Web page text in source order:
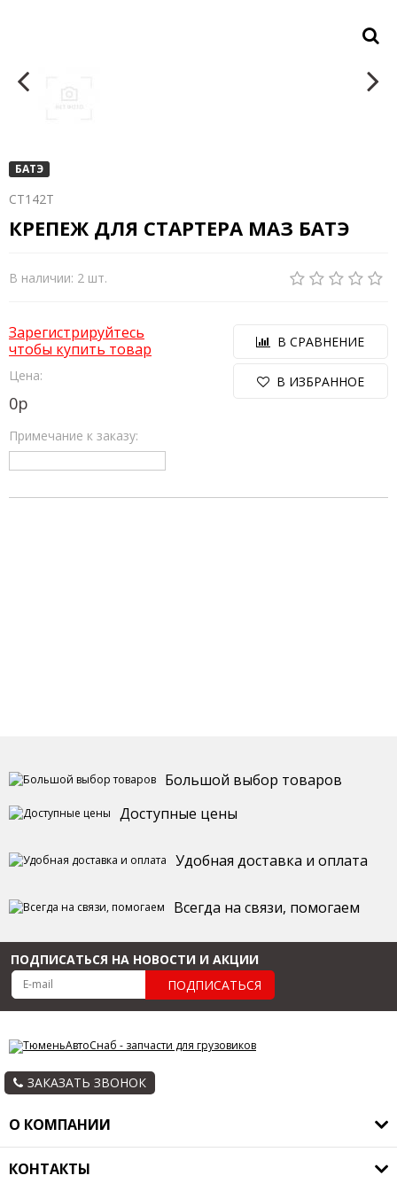
БАТЭ
СТ142Т
КРЕПЕЖ ДЛЯ СТАРТЕРА МАЗ БАТЭ
В наличии: 2 шт.
Зарегистрируйтесь
чтобы купить товар
Цена:
0р
Примечание к заказу:
В СРАВНЕНИЕ
В ИЗБРАННОЕ
Большой выбор товаров
Доступные цены
Удобная доставка и оплата
Всегда на связи, помогаем
ПОДПИСАТЬСЯ НА НОВОСТИ И АКЦИИ
ПОДПИСАТЬСЯ
ЗАКАЗАТЬ ЗВОНОК
О КОМПАНИИ
Оплата и доставка
КОНТАКТЫ